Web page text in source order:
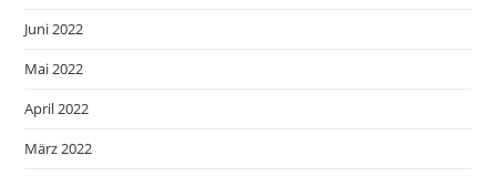
Juni 2022
Mai 2022
April 2022
März 2022